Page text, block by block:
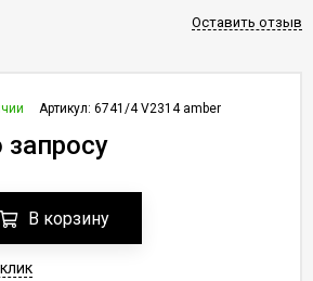
Оставить отзыв
Артикул: 6741/4 V2314 amber
В корзину